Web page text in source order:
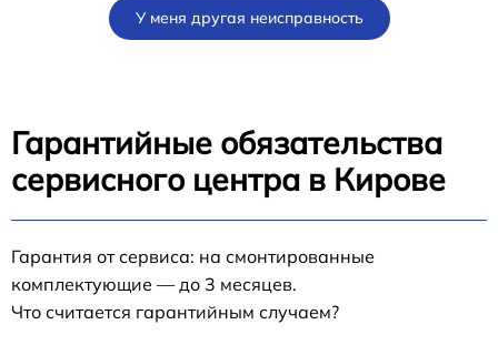
У меня другая неисправность
Гарантийные обязательства
сервисного центра в Кирове
Гарантия от сервиса: на смонтированные
комплектующие — до 3 месяцев.
Что считается гарантийным случаем?